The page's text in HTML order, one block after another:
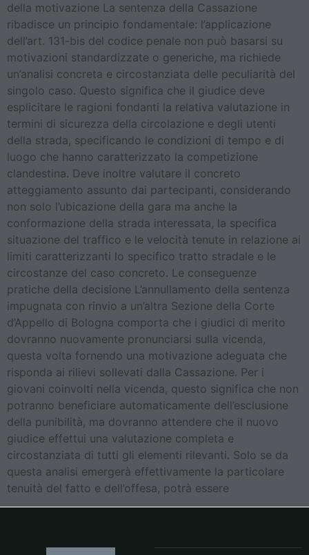
della motivazione La sentenza della Cassazione
ribadisce un principio fondamentale: l’applicazione
dell’art. 131-bis del codice penale non può basarsi su
motivazioni standardizzate o generiche, ma richiede
un’analisi concreta e circostanziata delle peculiarità del
singolo caso. Questo significa che il giudice deve
esplicitare le ragioni fondanti la relativa valutazione in
termini di sicurezza della circolazione e degli utenti
della strada, specificando le condizioni di tempo e di
luogo che hanno caratterizzato la competizione
clandestina. Deve inoltre valutare il concreto
atteggiamento assunto dai partecipanti, considerando
non solo l’ubicazione della gara ma anche la
conformazione della strada interessata, la specifica
situazione del traffico e le velocità tenute in relazione ai
limiti caratterizzanti lo specifico tratto stradale e le
circostanze del caso concreto. Le conseguenze
pratiche della decisione L’annullamento della sentenza
impugnata con rinvio a un’altra Sezione della Corte
d’Appello di Bologna comporta che i giudici di merito
dovranno nuovamente pronunciarsi sulla vicenda,
questa volta fornendo una motivazione adeguata che
risponda ai rilievi sollevati dalla Cassazione. Per i
giovani coinvolti nella vicenda, questo significa che non
potranno beneficiare automaticamente dell’esclusione
della punibilità, ma dovranno attendere che il nuovo
giudice effettui una valutazione completa e
circostanziata di tutti gli elementi rilevanti. Solo se da
questa analisi emergerà effettivamente la particolare
tenuità del fatto e dell’offesa, potrà essere